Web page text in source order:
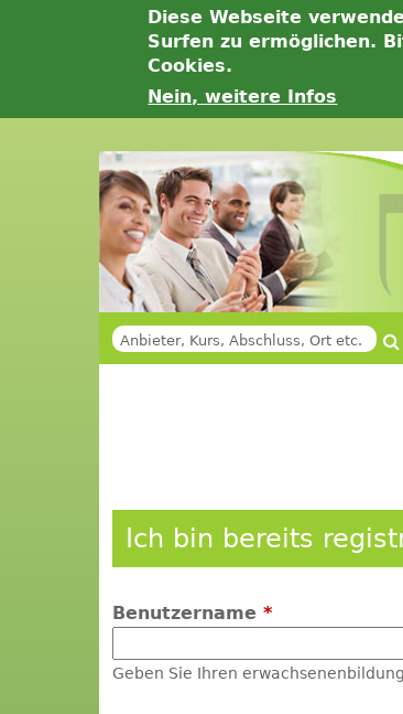
Diese Webseite
Surfen zu ermöglichen.
Cookies.
Nein, weitere Infos
Suche
Ich bin bereits
Benutzername *
Geben Sie Ihren